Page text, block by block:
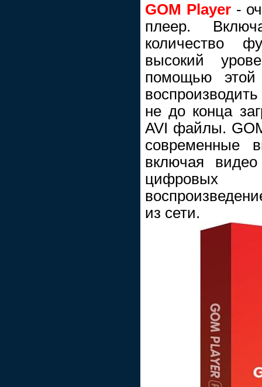
GOM Player-
плеер.
количество
высокий
помощью
не до конца
AVI файлы.
современные
включая
из сети.